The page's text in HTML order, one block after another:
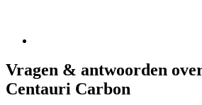
Vragen & antwoorden
Centauri Carbon